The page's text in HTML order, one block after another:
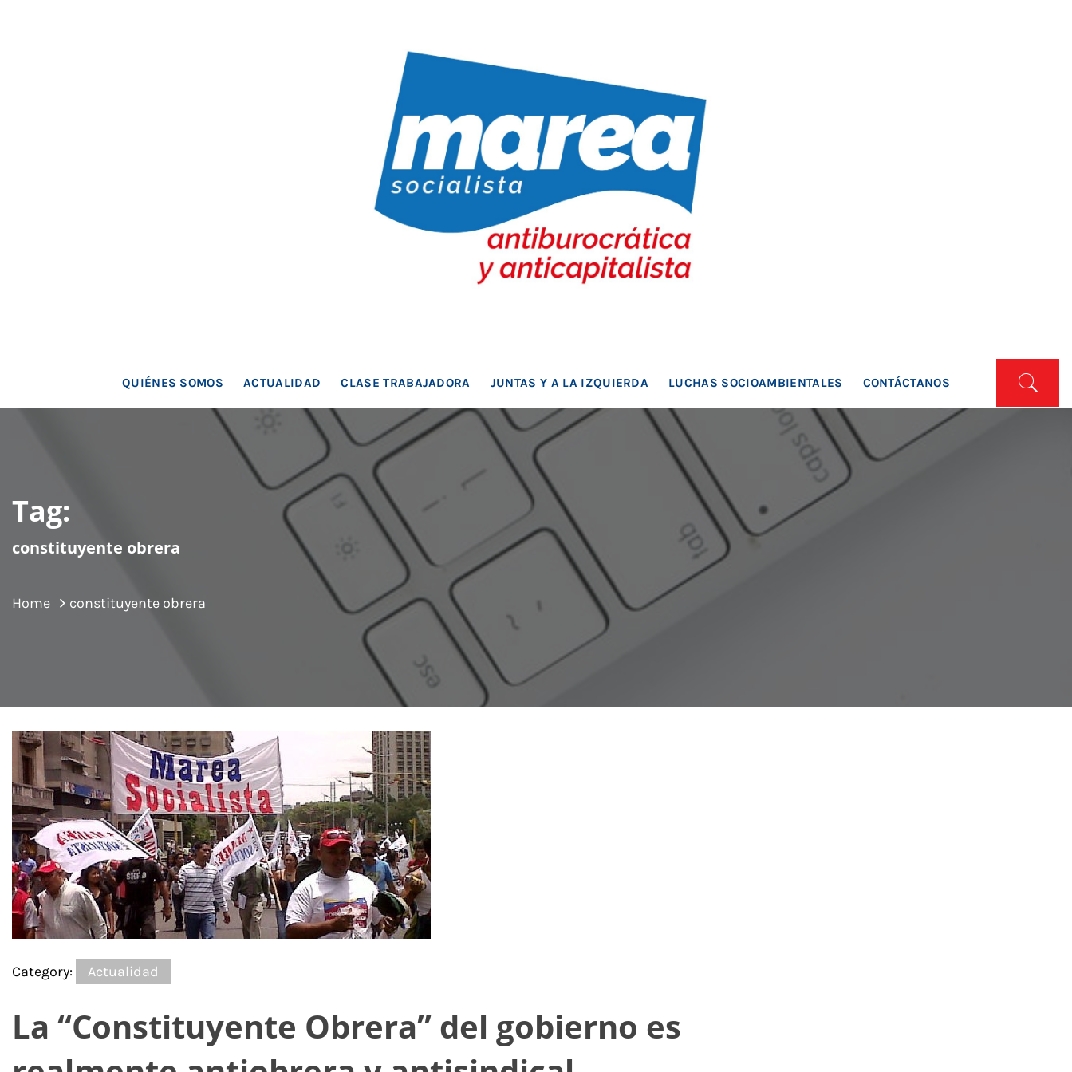
MAREA SOCIALISTA
QUIÉNES SOMOS ACTUALIDAD CLASE TRABAJADORA JUNTAS Y A LA IZQUIERDA LUCHAS SOCIOAMBIENTALES CONTÁCTANOS
Tag:
constituyente obrera
Home constituyente obrera
Category: Actualidad
La “Constituyente Obrera” del gobierno es